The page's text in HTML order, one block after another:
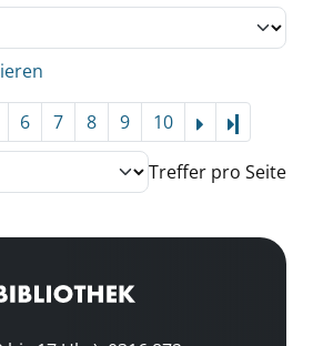
6 7 8 9 10
Treffer pro Seite